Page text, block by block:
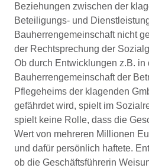
Beziehungen zwischen der
Beteiligungs- und
Bauherrengemeinschaft nicht
der Rechtsprechung der
Ob durch Entwicklungen z.B. in
Bauherrengemeinschaft der
Pflegeheims der klagenden
gefährdet wird, spielt im
spielt keine Rolle, dass die
Wert von mehreren Millionen
und dafür persönlich haftete.
ob die Geschäftsführerin